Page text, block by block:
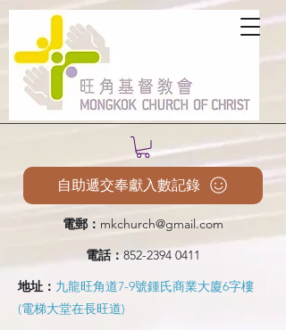
電郵： mkchurch@gmail.com
電話： 852-2394 0411
地址： 九龍旺角道7-9號鍾氏商業大廈6字樓
(電梯大堂在長旺道)
自助遞交奉獻入數記錄